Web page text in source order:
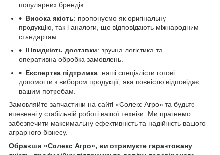
популярних брендів.
Висока якість: пропонуємо як оригінальну
продукцію, так і аналоги, що відповідають міжнародним
стандартам.
Швидкість доставки: зручна логістика та
оперативна обробка замовлень.
Експертна підтримка: наші спеціалісти готові
допомогти з вибором продукції, яка повністю відповідає
вашим потребам.
Замовляйте запчастини на сайті «Солекс Агро» та будьте
впевнені у стабільній роботі вашої техніки. Ми прагнемо
забезпечити максимальну ефективність та надійність вашого
аграрного бізнесу.
Обравши «Солекс Агро», ви отримуєте гарантовану